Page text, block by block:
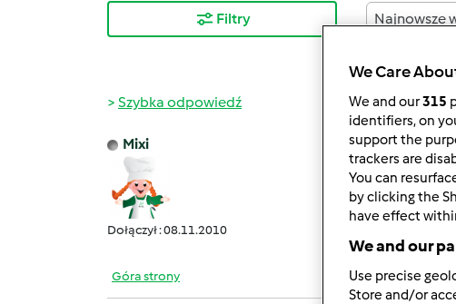
Filtry
Najnowsze
Szybka odpowiedź
Mixi
Dołączył : 08.11.2010
wt., 04/19/
Czy
Praktyczny
Góra strony
We Care
We and our315
identifiers, on
support the
trackers are
You can
by clicking the
have effect
We and our
Use precise
Store and/or